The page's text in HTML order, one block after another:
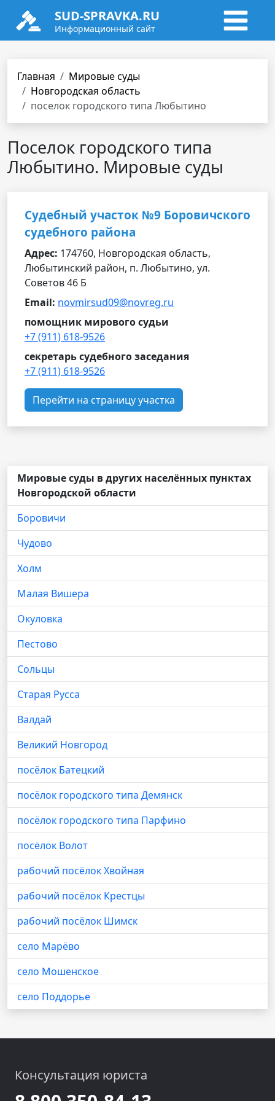
SUD-SPRAVKA.RU
Информационный сайт
Главная
Мировые суды
Новгородская область
поселок городского типа Любытино
Поселок городского типа
Любытино. Мировые суды
Судебный участок №9 Боровичского
судебного района
Адрес: 174760, Новгородская область,
Любытинский район, п. Любытино, ул.
Советов 46 Б
Email: novmirsud09@novreg.ru
помощник мирового судьи
+7 (911) 618-9526
секретарь судебного заседания
+7 (911) 618-9526
Перейти на страницу участка
Мировые суды в других населённых пунктах
Новгородской области
Боровичи
Чудово
Холм
Малая Вишера
Окуловка
Пестово
Сольцы
Старая Русса
Валдай
Великий Новгород
посёлок Батецкий
посёлок городского типа Демянск
посёлок городского типа Парфино
посёлок Волот
рабочий посёлок Хвойная
рабочий посёлок Крестцы
рабочий посёлок Шимск
село Марёво
село Мошенское
село Поддорье
Консультация юриста